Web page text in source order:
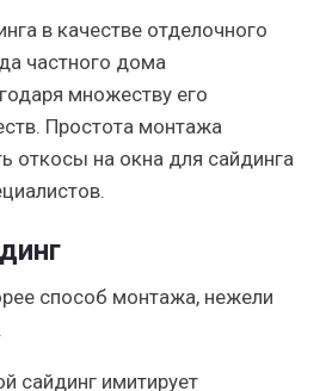
в качестве отделочного
частного дома
множеству его
Простота монтажа
откосы на окна для сайдинга
способ монтажа, нежели
сайдинг имитирует